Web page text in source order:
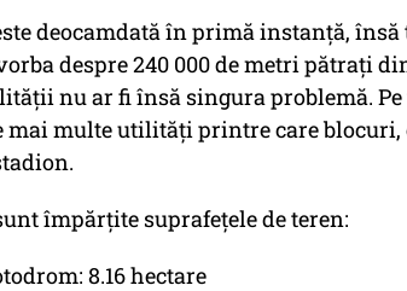
deocamdată în primă instanță,
despre 240 000 de metri pătrați
nu ar fi însă singura problemă.
mai multe utilități printre care blocuri,
împărțite suprafețele de teren:
8.16 hectare